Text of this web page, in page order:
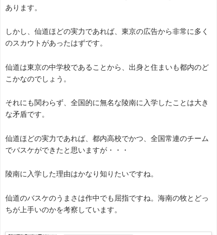
あります。
しかし、仙道ほどの実力であれば、東京の広告から非常に多く
のスカウトがあったはずです。
仙道は東京の中学校であることから、出身と住まいも都内のど
こかなのでしょう。
それにも関わらず、全国的に無名な陵南に入学したことは大き
な矛盾です。
仙道ほどの実力であれば、都内高校でかつ、全国常連のチーム
でバスケができたと思いますが・・・
陵南に入学した理由はかなり知りたいですね。
仙道のバスケのうまさは作中でも屈指ですね。海南の牧とどっ
ちが上手いのかを考察しています。